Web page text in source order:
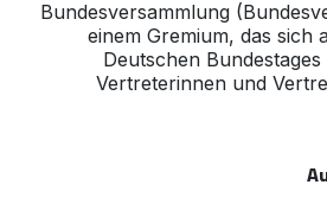
Bundesversammlung
einem Gremium, das sich
Deutschen
Vertreterinnen und